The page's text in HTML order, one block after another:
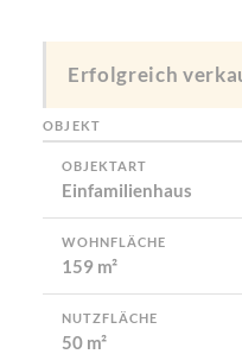
Erfolgreich
OBJEKT
OBJEKTART
Einfamilienhaus
WOHNFLÄCHE
159 m²
NUTZFLÄCHE
50 m²